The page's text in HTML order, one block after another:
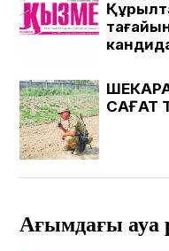
ЖШС-
САҒАТ
Ағымдағы ауа